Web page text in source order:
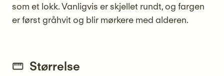
som et lokk. Vanligvis er skjellet rundt, og fargen
er først gråhvit og blir mørkere med alderen.
Størrelse